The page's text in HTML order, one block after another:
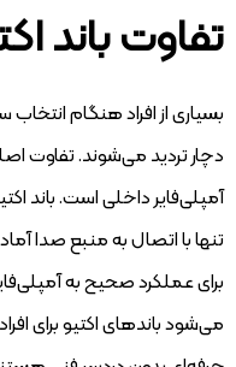
تفاوت باند
بسیاری از افراد هنگام
دچار تردید می‌شوند. تفاوت
آمپلی‌فایر داخلی است. باند
تنها با اتصال به منبع صدا
برای عملکرد صحیح به
می‌شود باندهای اکتیو برای